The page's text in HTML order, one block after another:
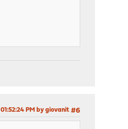
#6
PM by giovanit